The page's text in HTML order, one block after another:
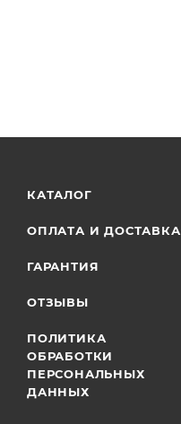
КАТАЛОГ
ОПЛАТА И ДОСТАВКА
ГАРАНТИЯ
ОТЗЫВЫ
ПОЛИТИКА
ОБРАБОТКИ
ПЕРСОНАЛЬНЫХ
ДАННЫХ